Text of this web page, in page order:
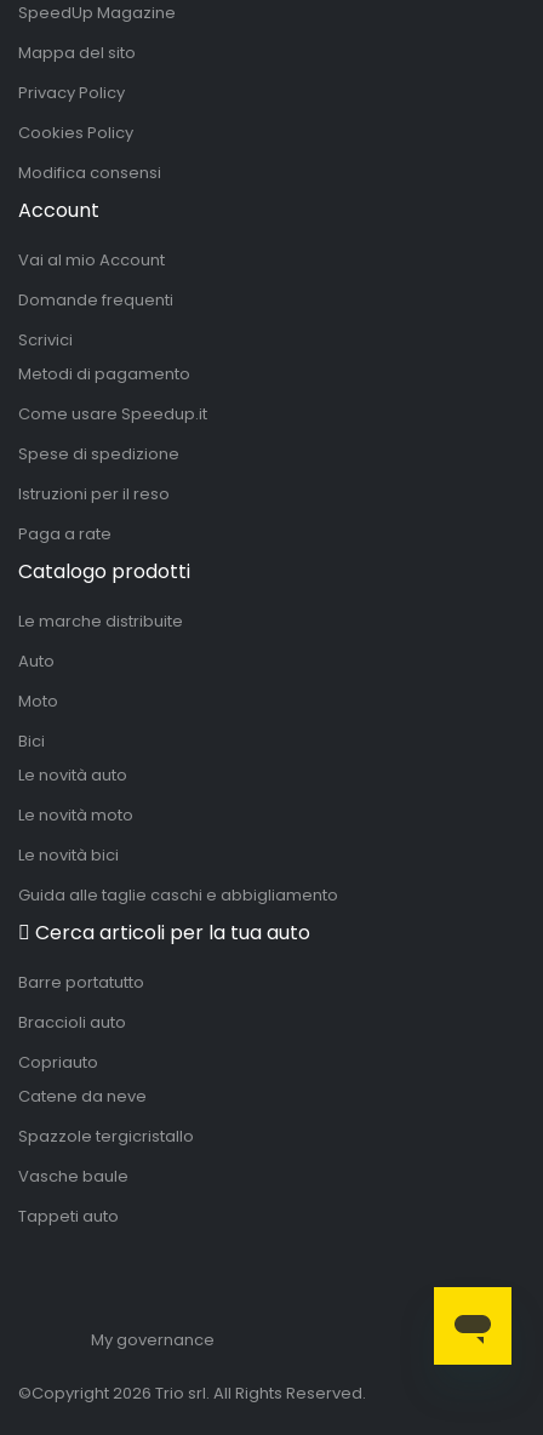
SpeedUp Magazine
Mappa del sito
Privacy Policy
Cookies Policy
Modifica consensi
Account
Vai al mio Account
Domande frequenti
Scrivici
Metodi di pagamento
Come usare Speedup.it
Spese di spedizione
Istruzioni per il reso
Paga a rate
Catalogo prodotti
Le marche distribuite
Auto
Moto
Bici
Le novità auto
Le novità moto
Le novità bici
Guida alle taglie caschi e abbigliamento
Cerca articoli per la tua auto
Barre portatutto
Braccioli auto
Copriauto
Catene da neve
Spazzole tergicristallo
Vasche baule
Tappeti auto
My governance
©Copyright 2026 Trio srl. All Rights Reserved.